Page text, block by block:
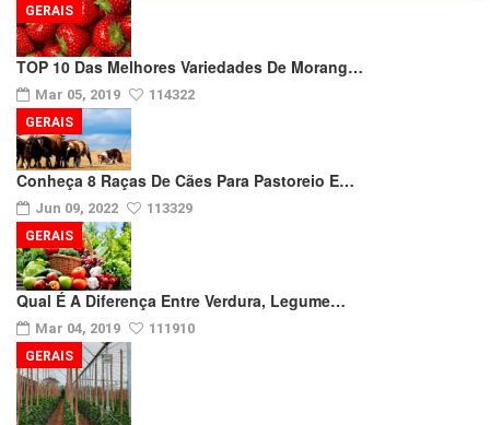
TOP 10 Das Melhores Variedades De Morang…
Mar 05, 2019 114322
GERAIS
Conheça 8 Raças De Cães Para Pastoreio E…
Jun 09, 2022 113329
GERAIS
Qual É A Diferença Entre Verdura, Legume…
Mar 04, 2019 111910
GERAIS
GERAIS